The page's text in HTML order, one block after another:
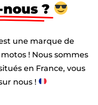
?
une marque de
! Nous sommes
en France, vous
nous !